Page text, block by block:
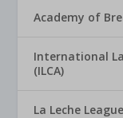
Academy of
International
(ILCA)
La Leche